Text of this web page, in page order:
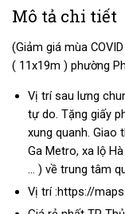
Mô tả chi tiết
(Giảm giá mùa
( 11x19m ) phường
Vị trí sau lưng
tự do. Tặng giấy
xung quanh. Giao
Ga Metro, xa lộ
… ) về trung tâm
Vị trí :https://